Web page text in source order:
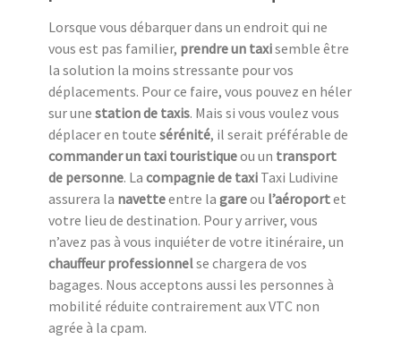
Lorsque vous débarquer dans un endroit qui ne
vous est pas familier, prendre un taxisemble être
la solution la moins stressante pour vos
déplacements. Pour ce faire, vous pouvez en héler
sur une station de taxis. Mais si vous voulez vous
déplacer en toute sérénité, il serait préférable de
commander un taxi touristiqueou un transport
de personne. La compagnie de taxi Taxi Ludivine
assurera la navetteentre la gareou l’aéroportet
votre lieu de destination. Pour y arriver, vous
n’avez pas à vous inquiéter de votre itinéraire, un
chauffeur professionnelse chargera de vos
bagages. Nous acceptons aussi les personnes à
mobilité réduite contrairement aux VTC non
agrée à la cpam.